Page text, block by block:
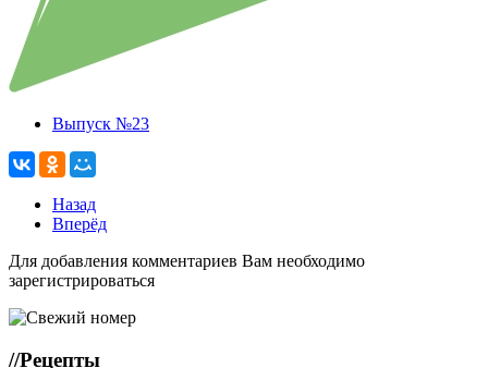
Выпуск №23
Назад
Вперёд
Для добавления комментариев Вам необходимо
зарегистрироваться
//Рецепты